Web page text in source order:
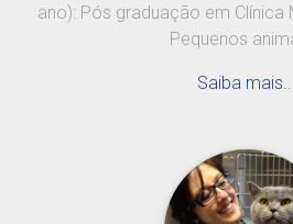
ano): Pós graduação em Clínica
Pequenos
Saiba